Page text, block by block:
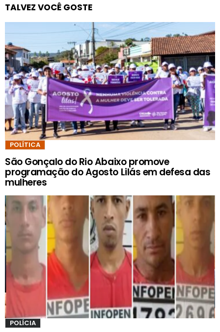
TALVEZ VOCÊ GOSTE
POLÍTICA
São Gonçalo do Rio Abaixo promove
programação do Agosto Lilás em defesa das
mulheres
POLÍCIA